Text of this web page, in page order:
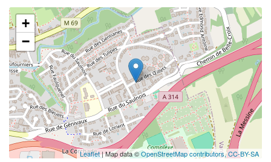
+
−
Leaflet| Map data ©OpenStreetMap contributors,CC-BY-SA